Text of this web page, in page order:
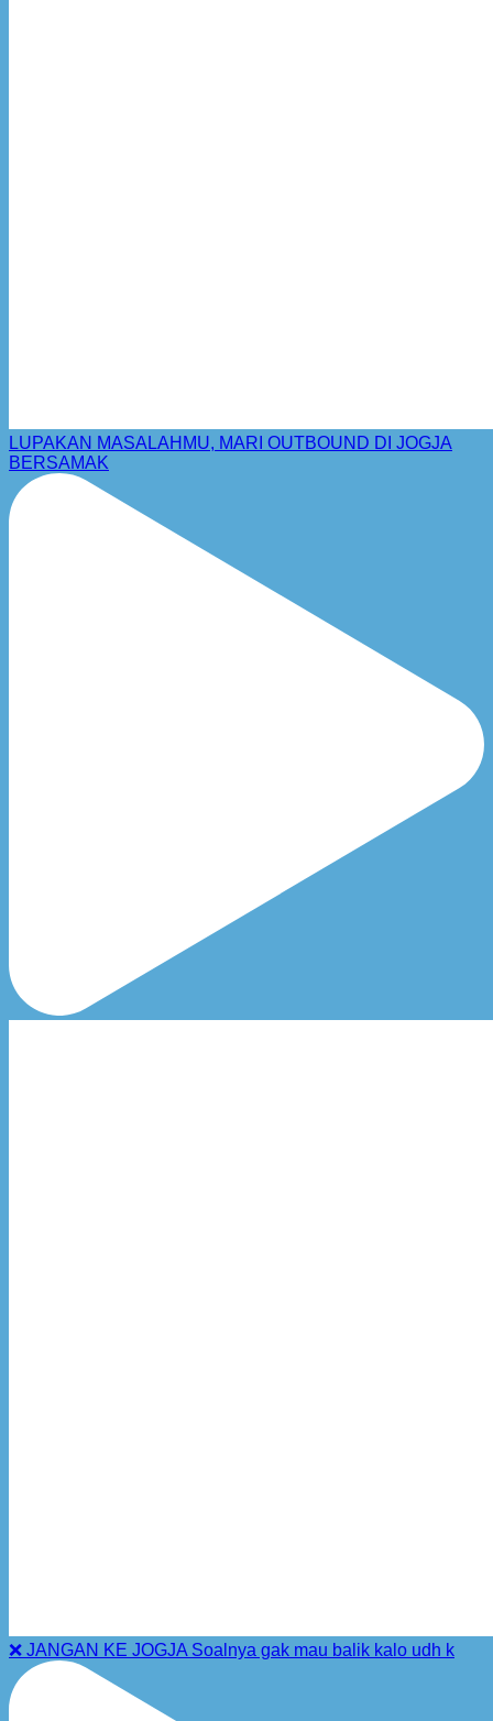
LUPAKAN MASALAHMU, MARI OUTBOUND DI JOGJA
BERSAMAK
❌ JANGAN KE JOGJA Soalnya gak mau balik kalo udh k